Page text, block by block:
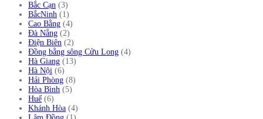
Bắc Cạn (3)
BắcNinh (1)
Cao Bằng (4)
Đà Nẵng (2)
Điện Biên (2)
Đồng bằng sông Cửu Long (4)
Hà Giang (13)
Hà Nội (6)
Hải Phòng (8)
Hòa Bình (5)
Huế (6)
Khánh Hòa (4)